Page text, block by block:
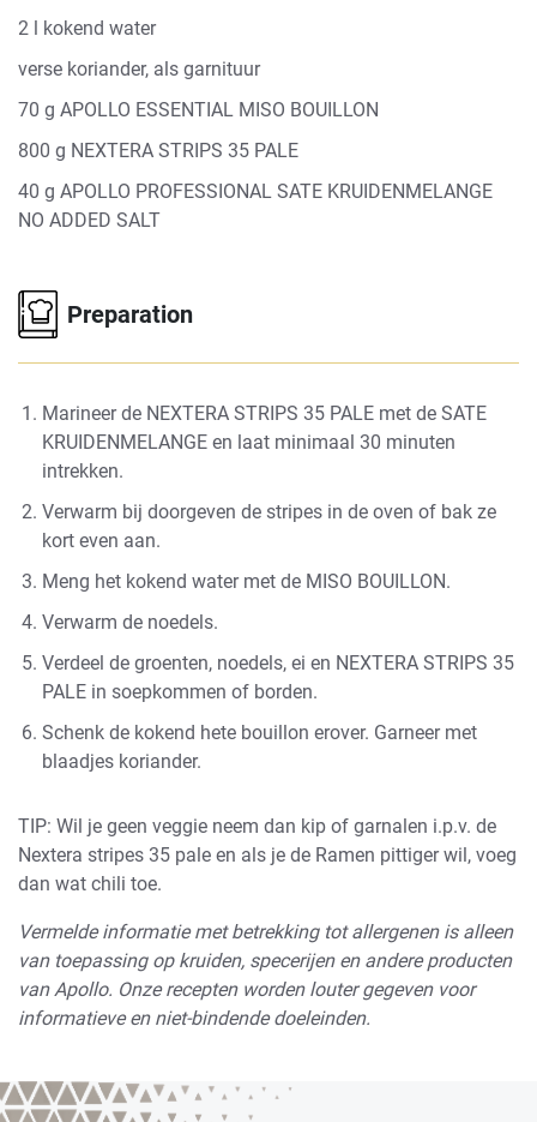
2 l kokend water
verse koriander, als garnituur
70 g APOLLO ESSENTIAL MISO BOUILLON
800 g NEXTERA STRIPS 35 PALE
40 g APOLLO PROFESSIONAL SATE KRUIDENMELANGE
NO ADDED SALT
Preparation
Marineer de NEXTERA STRIPS 35 PALE met de SATE
KRUIDENMELANGE en laat minimaal 30 minuten
intrekken.
Verwarm bij doorgeven de stripes in de oven of bak ze
kort even aan.
Meng het kokend water met de MISO BOUILLON.
Verwarm de noedels.
Verdeel de groenten, noedels, ei en NEXTERA STRIPS 35
PALE in soepkommen of borden.
Schenk de kokend hete bouillon erover. Garneer met
blaadjes koriander.
TIP: Wil je geen veggie neem dan kip of garnalen i.p.v. de
Nextera stripes 35 pale en als je de Ramen pittiger wil, voeg
dan wat chili toe.
Vermelde informatie met betrekking tot allergenen is alleen
van toepassing op kruiden, specerijen en andere producten
van Apollo. Onze recepten worden louter gegeven voor
informatieve en niet-bindende doeleinden.